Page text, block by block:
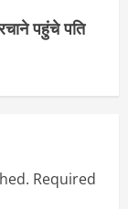
पहुंचे पति
Required